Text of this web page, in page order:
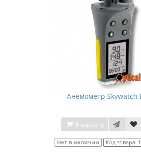
Анемометр Skywatch
В корзину
Нет в наличии Код товара: